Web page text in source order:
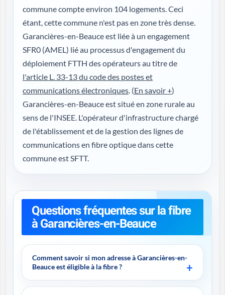
commune compte environ 104 logements. Ceci
étant, cette commune n'est pas en zone très dense.
Garancières-en-Beauce est liée à un engagement
SFR0 (AMEL) lié au processus d'engagement du
déploiement FTTH des opérateurs au titre de
l'article L. 33-13 du code des postes et
communications électroniques. (En savoir +)
Garancières-en-Beauce est situé en zone rurale au
sens de l'INSEE. L'opérateur d'infrastructure chargé
de l'établissement et de la gestion des lignes de
communications en fibre optique dans cette
commune est SFTT.
Questions fréquentes sur la fibre
à Garancières-en-Beauce
Comment savoir si mon adresse à Garancières-en-
Beauce est éligible à la fibre ?